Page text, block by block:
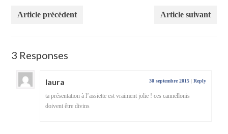
Article précédent Article suivant
3 Responses
laura 30 septembre 2015 | Reply
ta présentation à l’assiette est vraiment jolie ! ces cannellonis
doivent être divins